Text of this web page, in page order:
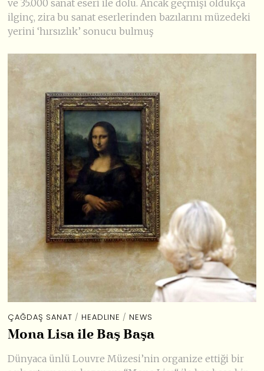
ve 35.000 sanat eseri ile dolu. Ancak geçmişi oldukça
ilginç, zira bu sanat eserlerinden bazılarını müzedeki
yerini ‘hırsızlık’ sonucu bulmuş
ÇAĞDAŞ SANAT / HEADLINE / NEWS
Mona Lisa ile Baş Başa
Dünyaca ünlü Louvre Müzesi’nin organize ettiği bir